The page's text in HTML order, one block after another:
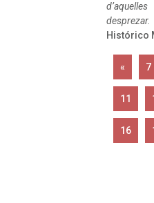
Histórico
« 7
11
16